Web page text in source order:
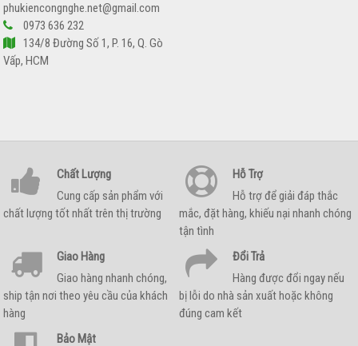
phukiencongnghe.net@gmail.com
0973 636 232
134/8 Đường Số 1, P. 16, Q. Gò
Vấp, HCM
Chất Lượng
Cung cấp sản phẩm với
chất lượng tốt nhất trên thị trường
Hỗ Trợ
Hỗ trợ để giải đáp thắc
mắc, đặt hàng, khiếu nại nhanh chóng
tận tình
Giao Hàng
Giao hàng nhanh chóng,
ship tận nơi theo yêu cầu của khách
hàng
Đổi Trả
Hàng được đổi ngay nếu
bị lỗi do nhà sản xuất hoặc không
đúng cam kết
Bảo Mật